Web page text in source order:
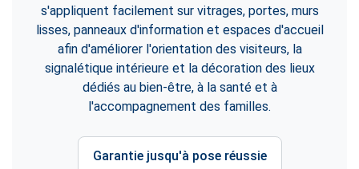
s'appliquent facilement sur vitrages, portes, murs
lisses, panneaux d'information et espaces d'accueil
afin d'améliorer l'orientation des visiteurs, la
signalétique intérieure et la décoration des lieux
dédiés au bien-être, à la santé et à
l'accompagnement des familles.
Garantie jusqu'à pose réussie